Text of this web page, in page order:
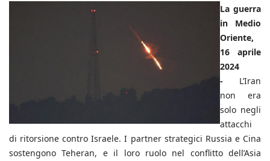
La guerra
in Medio
Oriente,
16 aprile
2024
- L’Iran
non era
solo negli
attacchi
di ritorsione contro Israele. I partner strategici Russia e Cina
sostengono Teheran, e il loro ruolo nel conflitto dell’Asia